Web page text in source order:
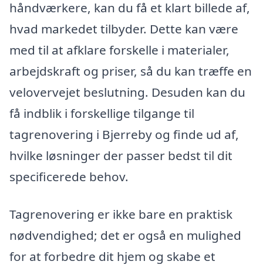
håndværkere, kan du få et klart billede af,
hvad markedet tilbyder. Dette kan være
med til at afklare forskelle i materialer,
arbejdskraft og priser, så du kan træffe en
velovervejet beslutning. Desuden kan du
få indblik i forskellige tilgange til
tagrenovering i Bjerreby og finde ud af,
hvilke løsninger der passer bedst til dit
specificerede behov.
Tagrenovering er ikke bare en praktisk
nødvendighed; det er også en mulighed
for at forbedre dit hjem og skabe et